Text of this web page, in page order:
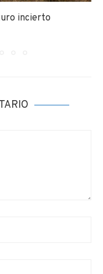
incierto